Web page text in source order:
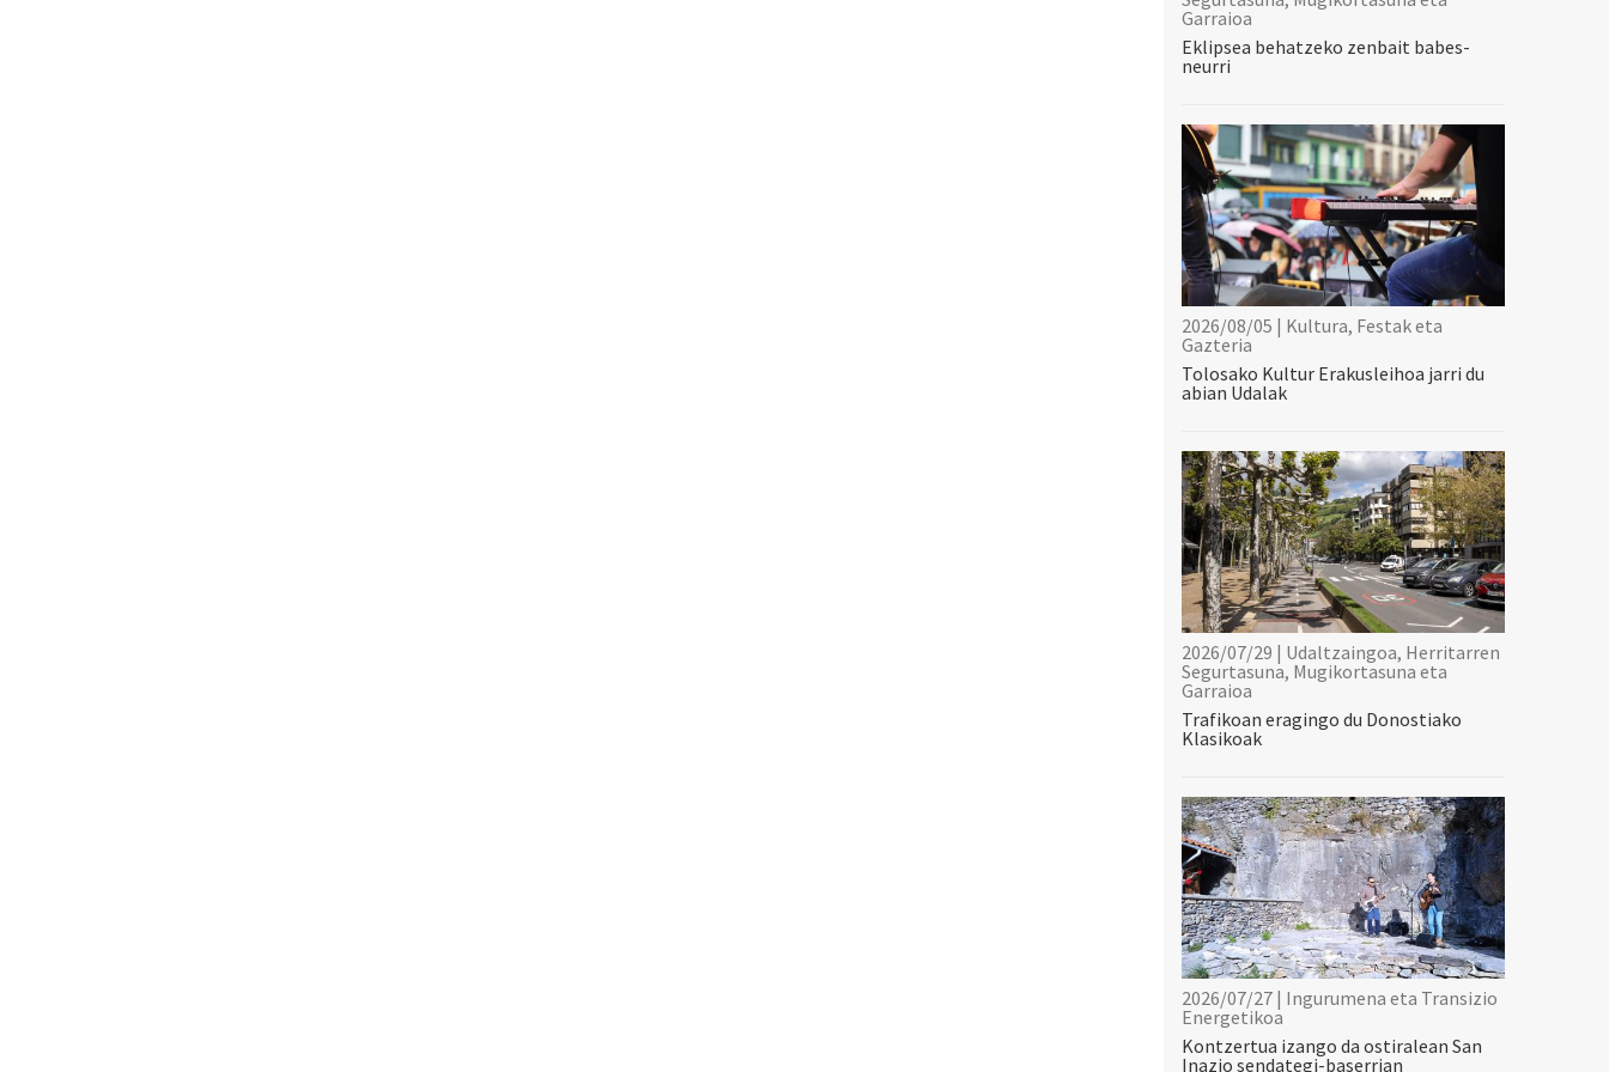
Garraioa
Eklipsea behatzeko zenbait babes-
neurri
2026/08/05 | Kultura, Festak eta
Gazteria
Tolosako Kultur Erakusleihoa jarri du
abian Udalak
2026/07/29 | Udaltzaingoa, Herritarren
Segurtasuna, Mugikortasuna eta
Garraioa
Trafikoan eragingo du Donostiako
Klasikoak
2026/07/27 | Ingurumena eta Transizio
Energetikoa
Kontzertua izango da ostiralean San
Inazio sendategi-baserrian